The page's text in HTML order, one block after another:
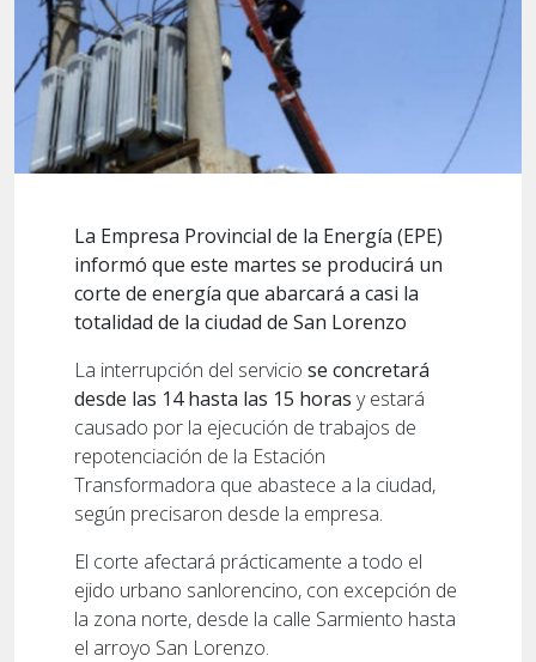
La Empresa Provincial de la Energía (EPE)
informó que este martes se producirá un
corte de energía que abarcará a casi la
totalidad de la ciudad de San Lorenzo
La interrupción del servicio se concretará
desde las 14 hasta las 15 horas y estará
causado por la ejecución de trabajos de
repotenciación de la Estación
Transformadora que abastece a la ciudad,
según precisaron desde la empresa.
El corte afectará prácticamente a todo el
ejido urbano sanlorencino, con excepción de
la zona norte, desde la calle Sarmiento hasta
el arroyo San Lorenzo.